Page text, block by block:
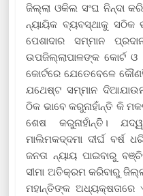
ଜିଲ୍ଲା ଓକିଲ ସଂଘ ନିନ୍ଦା
ନ୍ୟାୟିକ ବ୍ୟବସ୍ଥାକୁ ସଠିକ
ପେଶାଦାର ସମ୍ମାନ
ଉପଜିଲ୍ଲାପାଳଙ୍କ କୋର୍ଟ
କୋର୍ଟରେ ଯେତେବେଳେ
ଯଥେଷ୍ଟ ସମ୍ମାନ
ଠିକ ଭାବେ କରୁନାହାଁନ୍ତି କି
ଶେଷ କରୁନାହାଁନ୍ତି।
ମାଲିମକଦ୍ଦମା ଦୀର୍ଘ ବର୍ଷ
ଜନତା ନ୍ୟାୟ ପାଇବାରୁ
ସୀମା ଅତିକ୍ରମ କରିବାରୁ
ମହାନ୍ତିଙ୍କ ଅଧ୍ୟକ୍ଷତାରେ